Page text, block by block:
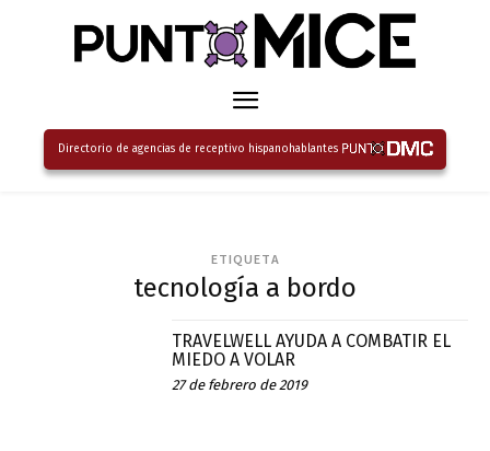
Directorio de agencias de receptivo hispanohablantes
ETIQUETA
tecnología a bordo
TRAVELWELL AYUDA A COMBATIR EL
MIEDO A VOLAR
27 de febrero de 2019